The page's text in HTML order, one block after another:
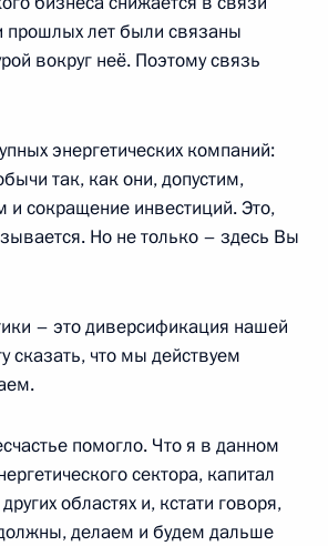
линии»
6
прошлых лет были связаны
вокруг неё. Поэтому связь
энергетических компаний:
так, как они, допустим,
и сокращение инвестиций. Это,
Но не только – здесь Вы
– это диверсификация нашей
что мы действуем
помогло. Что я в данном
сектора, капитал
областях и, кстати говоря,
должны, делаем и будем дальше